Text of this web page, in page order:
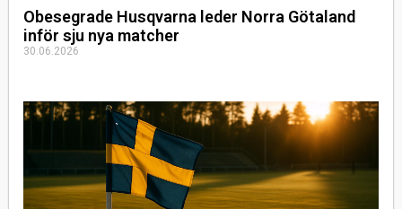
Obesegrade Husqvarna leder Norra Götaland
inför sju nya matcher
30.06.2026